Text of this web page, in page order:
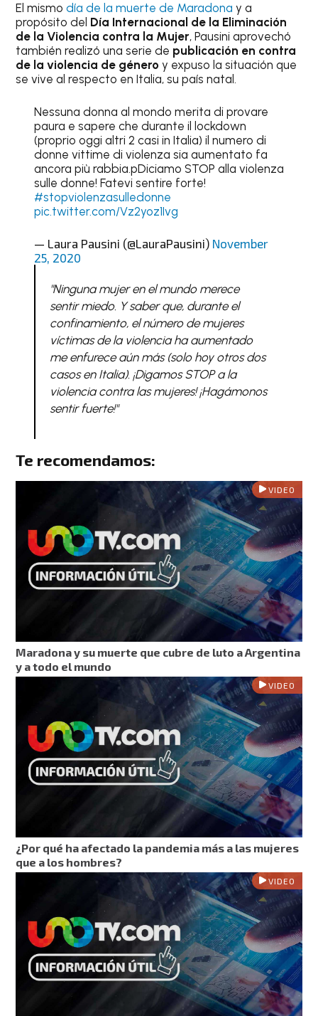
El mismodía de la muerte de Maradonay a
propósito del Día Internacional de la Eliminación
de la Violencia contra la Mujer, Pausini aprovechó
también realizó una serie de publicación en contra
de la violencia de género y expuso la situación que
se vive al respecto en Italia, su país natal.
Nessuna donna al mondo merita di provare
paura e sapere che durante il lockdown
(proprio oggi altri 2 casi in Italia) il numero di
donne vittime di violenza sia aumentato fa
ancora più rabbia.pDiciamo STOP alla violenza
sulle donne! Fatevi sentire forte!
#stopviolenzasulledonne
pic.twitter.com/Vz2yoz1Ivg
— Laura Pausini (@LauraPausini) November
25, 2020
"Ninguna mujer en el mundo merece
sentir miedo. Y saber que, durante el
confinamiento, el número de mujeres
víctimas de la violencia ha aumentado
me enfurece aún más (solo hoy otros dos
casos en Italia). ¡Digamos STOP a la
violencia contra las mujeres! ¡Hagámonos
sentir fuerte!"
Te recomendamos:
VIDEO
Maradona y su muerte que cubre de luto a Argentina
y a todo el mundo
VIDEO
¿Por qué ha afectado la pandemia más a las mujeres
que a los hombres?
VIDEO